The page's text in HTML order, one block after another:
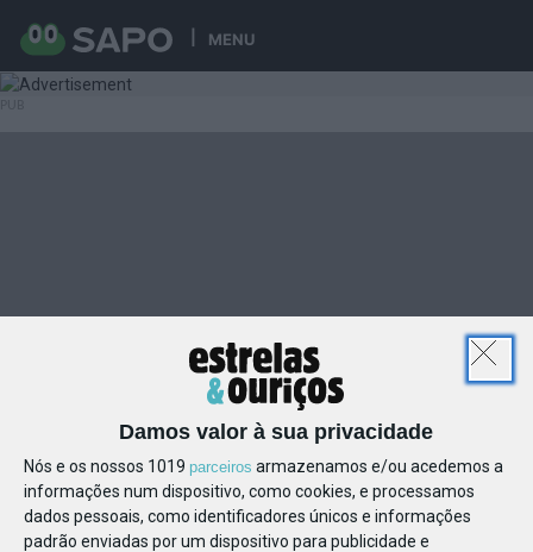
MENU
Damos valor à sua privacidade
Nós e os nossos 1019 parceiros armazenamos e/ou acedemos a
informações num dispositivo, como cookies, e processamos
dados pessoais, como identificadores únicos e informações
padrão enviadas por um dispositivo para publicidade e